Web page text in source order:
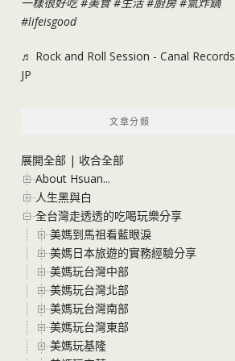
#lifeisgood
♬ Rock and Roll Session - Canal Records
JP
文章分類
展開全部 | 收合全部
About Hsuan...
人生黑與白
全台灣走透透的吃喝玩樂分享
美媽到馬祖看藍眼淚
美媽日本旅遊的實務經驗分享
美媽玩台灣中部
美媽玩台灣北部
美媽玩台灣南部
美媽玩台灣東部
美媽玩基隆